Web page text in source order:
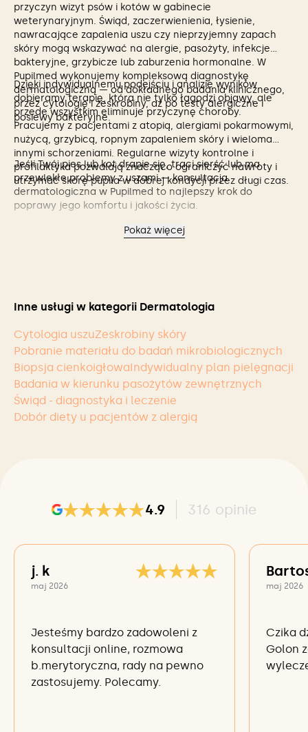
przyczyn wizyt psów i kotów w gabinecie
weterynaryjnym. Świąd, zaczerwienienia, łysienie,
nawracające zapalenia uszu czy nieprzyjemny zapach
skóry mogą wskazywać na alergie, pasożyty, infekcje
bakteryjne, grzybicze lub zaburzenia hormonalne. W
Pupilmed wykonujemy kompleksową diagnostykę
dermatologiczną — od dokładnego badania klinicznego,
przez cytologię i zeskrobiny, aż po testy alergiczne i
posiewy bakteryjne.
Dzięki indywidualnemu podejściu i analizie wyników
dobieramy terapię, która nie tylko łagodzi objawy, ale
przede wszystkim eliminuje przyczynę choroby.
Pracujemy z pacjentami z atopią, alergiami pokarmowymi,
nużycą, grzybicą, ropnym zapaleniem skóry i wieloma
innymi schorzeniami. Regularne wizyty kontrolne i
profilaktyka pozwalają znacząco ograniczyć nawroty i
utrzymać skórę pupila w dobrej kondycji przez długi czas.
Jeśli Twój pies lub kot drapie się, traci sierść lub ma
przewlekłe problemy z uszami — konsultacja
dermatologiczna w Pupilmed to najlepszy krok do
poprawy jego komfortu i jakości życia.
Pokaż więcej
Inne usługi w kategorii Dermatologia
Cytologia uszuZeskrobiny skóry
Pobranie materiału do badań mikrobiologicznych
Biopsja cienkoigłowaIndywidualny plan pielęgnacji
Badania w kierunku pasożytów zewnętrznych
Świąd - diagnostyka i leczenie
Dobór diety u pacjentów z alergią
4.9 316 opinie
j. k
maj 2026
Jesteśmy bardzo zadowoleni z
konsultacji online, rozmowa
b.merytoryczna, rady na pewno
zastosujemy. Polecamy.
maj 2026
Czika
Golon